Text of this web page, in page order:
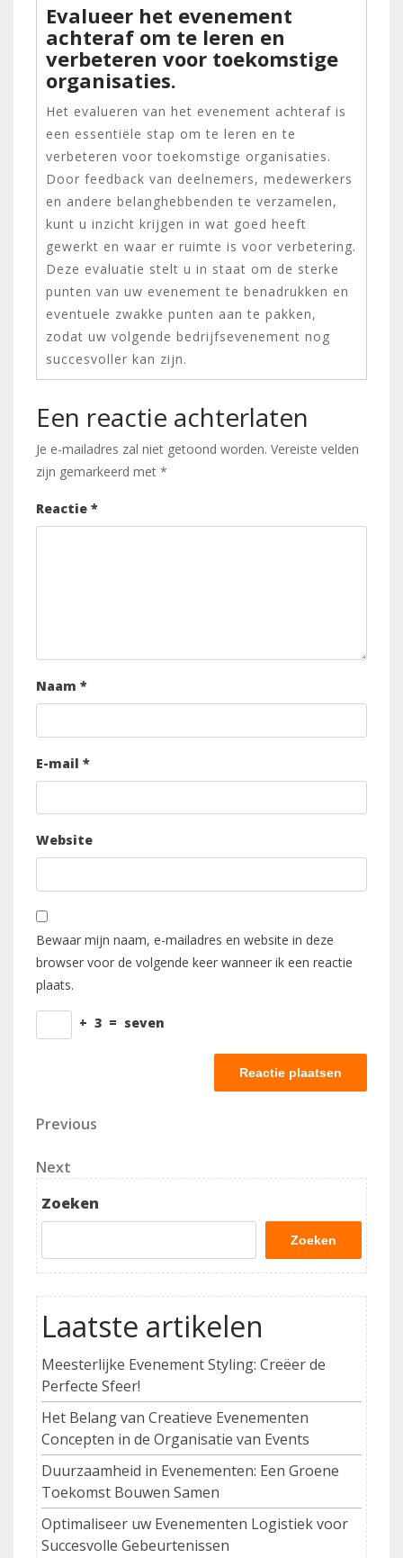
Evalueer het evenement
achteraf om te leren en
verbeteren voor toekomstige
organisaties.
Het evalueren van het evenement achteraf is
een essentiële stap om te leren en te
verbeteren voor toekomstige organisaties.
Door feedback van deelnemers, medewerkers
en andere belanghebbenden te verzamelen,
kunt u inzicht krijgen in wat goed heeft
gewerkt en waar er ruimte is voor verbetering.
Deze evaluatie stelt u in staat om de sterke
punten van uw evenement te benadrukken en
eventuele zwakke punten aan te pakken,
zodat uw volgende bedrijfsevenement nog
succesvoller kan zijn.
Een reactie achterlaten
Je e-mailadres zal niet getoond worden. Vereiste velden
zijn gemarkeerd met *
Reactie *
Naam *
E-mail *
Website
Bewaar mijn naam, e-mailadres en website in deze
browser voor de volgende keer wanneer ik een reactie
plaats.
+ 3 = seven
Berichtnavigatie
Previous
Previous
Next
Post
Next
Zoeken
Zoeken
Laatste artikelen
Meesterlijke Evenement Styling: Creëer de
Perfecte Sfeer!
Het Belang van Creatieve Evenementen
Concepten in de Organisatie van Events
Duurzaamheid in Evenementen: Een Groene
Toekomst Bouwen Samen
Optimaliseer uw Evenementen Logistiek voor
Succesvolle Gebeurtenissen